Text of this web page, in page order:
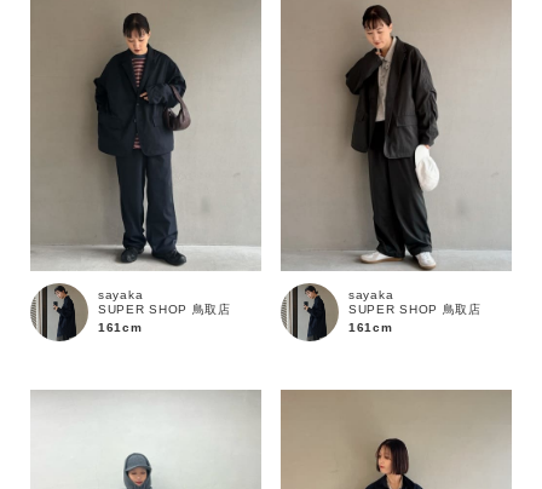
カラー
sayaka
SUPER SHOP 鳥取店
161cm
sayaka
SUPER SHOP 鳥取店
161cm